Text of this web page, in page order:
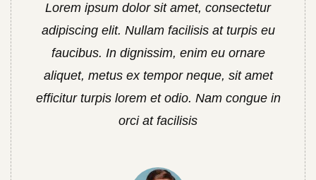
Lorem ipsum dolor sit amet, consectetur
adipiscing elit. Nullam facilisis at turpis eu
faucibus. In dignissim, enim eu ornare
aliquet, metus ex tempor neque, sit amet
efficitur turpis lorem et odio. Nam congue in
orci at facilisis